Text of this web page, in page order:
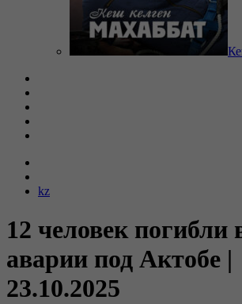
kz
12 человек погибли
аварии под Актобе |
23.10.2025